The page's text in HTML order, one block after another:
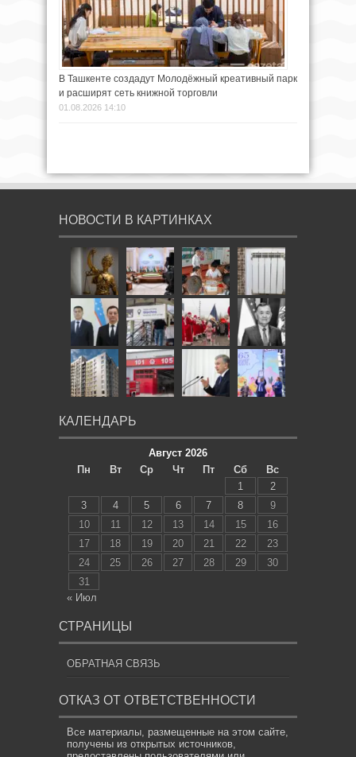
В Ташкенте создадут Молодёжный креативный парк
и расширят сеть книжной торговли
01.08.2026 14:10
НОВОСТИ В КАРТИНКАХ
КАЛЕНДАРЬ
Август 2026
Пн
Вт Ср Чт Пт Сб
Вс
1
2
3
4 5 6 7 8
9
10
11 12 13 14 15
16
17
18 19 20 21 22
23
24
25 26 27 28 29
30
31
« Июл
СТРАНИЦЫ
ОБРАТНАЯ СВЯЗЬ
ОТКАЗ ОТ ОТВЕТСТВЕННОСТИ
Все материалы, размещенные на этом сайте,
получены из открытых источников,